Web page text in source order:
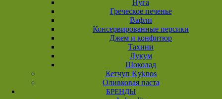
Нуга
Греческое печенье
Вафли
Консервированные персики
Джем и конфитюр
Тахини
Лукум
Шоколад
Кетчуп Kyknos
Оливковая паста
БРЕНДЫ